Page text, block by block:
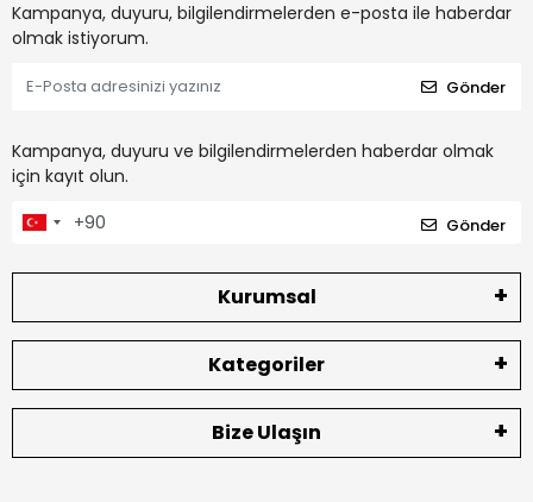
Kampanya, duyuru, bilgilendirmelerden e-posta ile haberdar
olmak istiyorum.
Gönder
Kampanya, duyuru ve bilgilendirmelerden haberdar olmak
için kayıt olun.
Gönder
Kurumsal
Kategoriler
Bize Ulaşın